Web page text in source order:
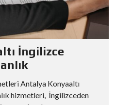
İngilizce
Antalya Konyaaltı
hizmetleri, İngilizceden